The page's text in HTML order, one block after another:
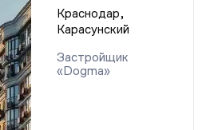
Краснодар,
Карасунский
Застройщик
«Dogma»